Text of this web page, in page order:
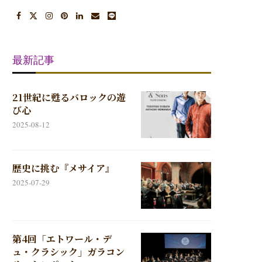
最新記事
21世紀に甦るバロックの遊
び心
2025-08-12
歴史に挑む『メサイア』
2025-07-29
第4回「エトワール・デ
ュ・クラシック」ガラコン